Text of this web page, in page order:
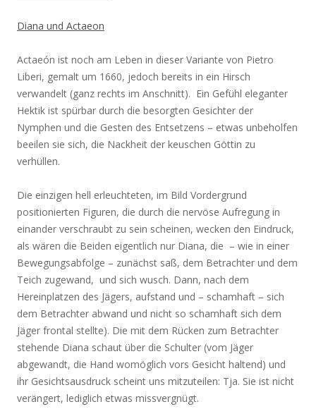
Diana und Actaeon
Actaeón ist noch am Leben in dieser Variante von Pietro
Liberi, gemalt um 1660, jedoch bereits in ein Hirsch
verwandelt (ganz rechts im Anschnitt). Ein Gefühl eleganter
Hektik ist spürbar durch die besorgten Gesichter der
Nymphen und die Gesten des Entsetzens – etwas unbeholfen
beeilen sie sich, die Nackheit der keuschen Göttin zu
verhüllen.
Die einzigen hell erleuchteten, im Bild Vordergrund
positionierten Figuren, die durch die nervöse Aufregung in
einander verschraubt zu sein scheinen, wecken den Eindruck,
als wären die Beiden eigentlich nur Diana, die – wie in einer
Bewegungsabfolge – zunächst saß, dem Betrachter und dem
Teich zugewand, und sich wusch. Dann, nach dem
Hereinplatzen des Jägers, aufstand und – schamhaft – sich
dem Betrachter abwand und nicht so schamhaft sich dem
Jäger frontal stellte). Die mit dem Rücken zum Betrachter
stehende Diana schaut über die Schulter (vom Jäger
abgewandt, die Hand womöglich vors Gesicht haltend) und
ihr Gesichtsausdruck scheint uns mitzuteilen: Tja. Sie ist nicht
verängert, lediglich etwas missvergnügt.